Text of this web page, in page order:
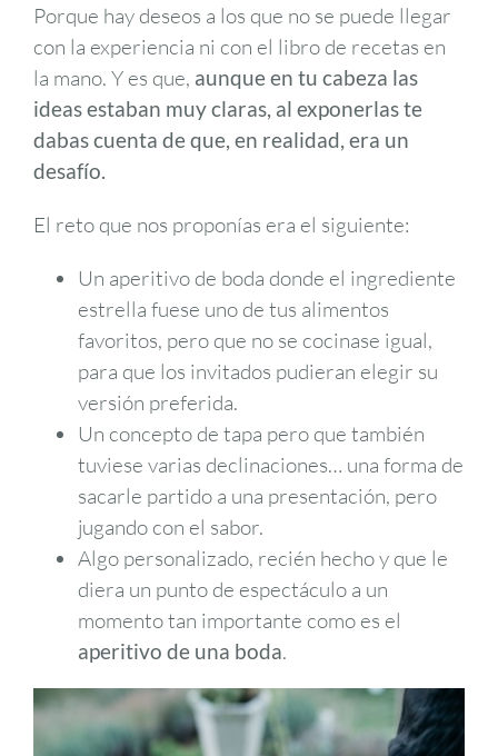
Porque hay deseos a los que no se puede llegar
con la experiencia ni con el libro de recetas en
la mano. Y es que, aunque en tu cabeza las
ideas estaban muy claras, al exponerlas te
dabas cuenta de que, en realidad, era un
desafío.
El reto que nos proponías era el siguiente:
Un aperitivo de boda donde el ingrediente
estrella fuese uno de tus alimentos
favoritos, pero que no se cocinase igual,
para que los invitados pudieran elegir su
versión preferida.
Un concepto de tapa pero que también
tuviese varias declinaciones… una forma de
sacarle partido a una presentación, pero
jugando con el sabor.
Algo personalizado, recién hecho y que le
diera un punto de espectáculo a un
momento tan importante como es el
aperitivo de una boda.